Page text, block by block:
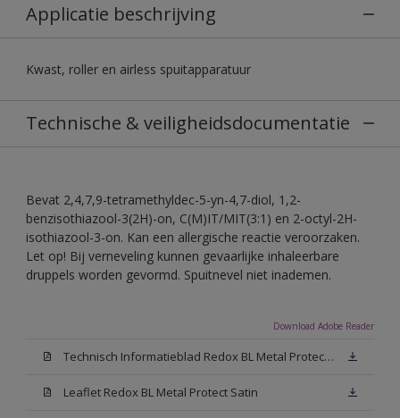
Applicatie beschrijving
Kwast, roller en airless spuitapparatuur
Technische & veiligheidsdocumentatie
Bevat 2,4,7,9-tetramethyldec-5-yn-4,7-diol, 1,2-
benzisothiazool-3(2H)-on, C(M)IT/MIT(3:1) en 2-octyl-2H-
isothiazool-3-on. Kan een allergische reactie veroorzaken.
Let op! Bij verneveling kunnen gevaarlijke inhaleerbare
druppels worden gevormd. Spuitnevel niet inademen.
Download Adobe Reader
Technisch Informatieblad Redox BL Metal Protect (PDF)
Leaflet Redox BL Metal Protect Satin